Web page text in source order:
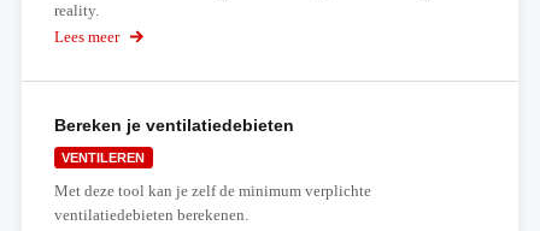
reality.
Lees meer over
Zehnder
Bereken je ventilatiedebieten
VENTILEREN
Met deze tool kan je zelf de minimum verplichte
ventilatiedebieten berekenen.